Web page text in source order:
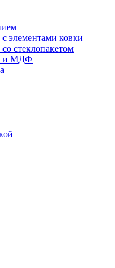
элементами ковки
стеклопакетом
и МДФ